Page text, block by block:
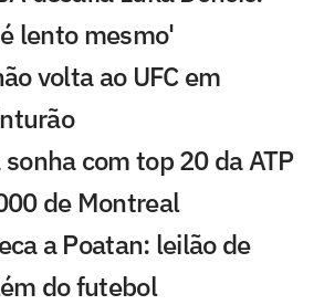
lento mesmo'
volta ao UFC em
com top 20 da ATP
de Montreal
a Poatan: leilão de
do futebol